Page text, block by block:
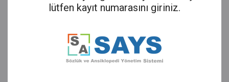
lütfen kayıt numarasını giriniz.